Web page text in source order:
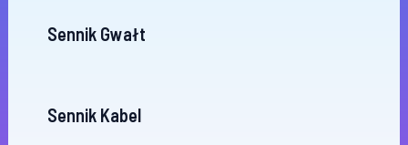
Sennik Gwałt
Sennik Kabel